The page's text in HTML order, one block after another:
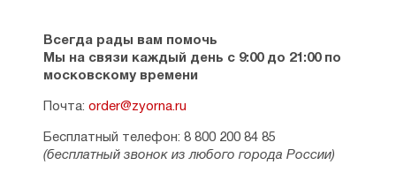
Всегда рады вам помочь
Мы на связи каждый день с 9:00 до 21:00 по
московскому времени
Почта: order@zyorna.ru
Бесплатный телефон: 8 800 200 84 85
(бесплатный звонок из любого города России)